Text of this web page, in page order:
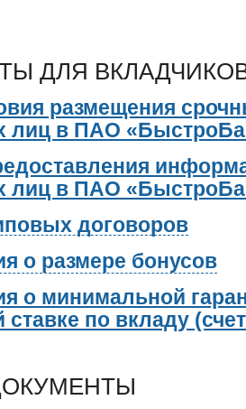
ДЛЯ
размещения
лиц в ПАО
лиц в ПАО
договоров
о размере бонусов
о минимальной
ставке по вкладу